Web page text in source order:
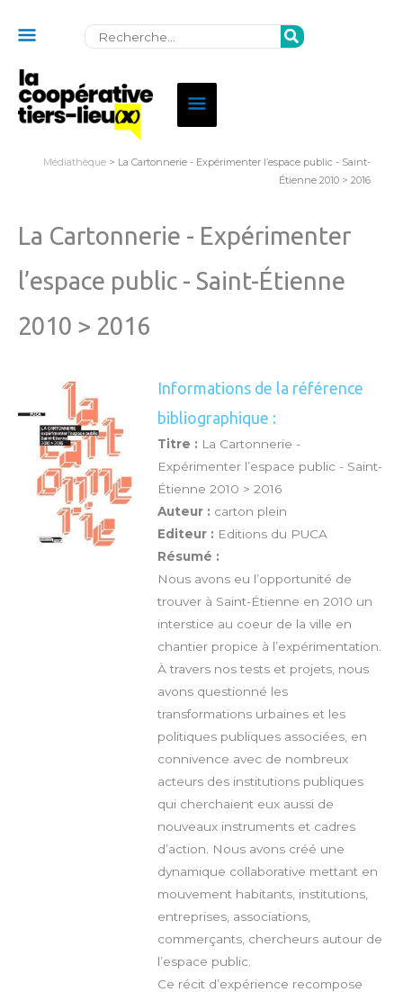
Rechercher:
de
l'en-
tête
Menu
principal
Médiathèque> La Cartonnerie - Expérimenter l’espace public - Saint-
Étienne 2010 > 2016
La Cartonnerie - Expérimenter
l’espace public - Saint-Étienne
2010 > 2016
Informations de la référence
bibliographique :
Titre : La Cartonnerie -
Expérimenter l’espace public - Saint-
Étienne 2010 > 2016
Auteur : carton plein
Editeur : Editions du PUCA
Résumé :
Nous avons eu l’opportunité de
trouver à Saint-Étienne en 2010 un
interstice au coeur de la ville en
chantier propice à l’expérimentation.
À travers nos tests et projets, nous
avons questionné les
transformations urbaines et les
politiques publiques associées, en
connivence avec de nombreux
acteurs des institutions publiques
qui cherchaient eux aussi de
nouveaux instruments et cadres
d’action. Nous avons créé une
dynamique collaborative mettant en
mouvement habitants, institutions,
entreprises, associations,
commerçants, chercheurs autour de
l’espace public.
Ce récit d’expérience recompose